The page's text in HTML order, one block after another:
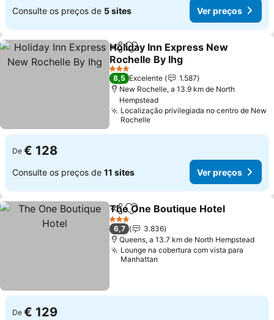
Consulte os preços de 5 sites Ver preços
PartilharAdicionar aos favoritos
Holiday Inn Express New
Rochelle By Ihg
3 Estrelas
8,5 Excelente
1.587
New Rochelle, a 13.9 km de North
Hempstead
Localização privilegiada no centro de New
Rochelle
De € 128
Consulte os preços de 11 sites Ver preços
PartilharAdicionar aos favoritos
The One Boutique Hotel
3 Estrelas
6,7
3.836
Queens, a 13.7 km de North Hempstead
Lounge na cobertura com vista para
Manhattan
De € 129